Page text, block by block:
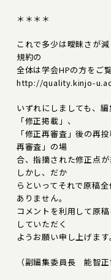
＊＊＊＊
これで多少は曖昧さが
規約の
全体は学会HPの方をご
http://quality.kinjo-
いずれにしましても、
「修正掲載」、
「修正再審査」後の再
再審査」の場
合、指摘された修正点
しかし、だか
らといってそれで原稿
ありません。
コメントを利用して原
していただく
ようお願い申し上げます。
（副編集委員長 能智正